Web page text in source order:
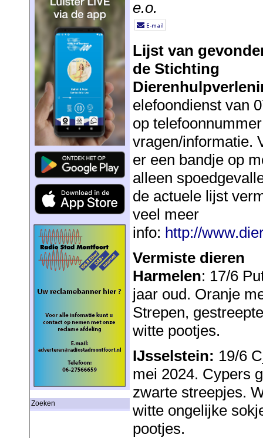
Zoeken
e.o.
Lijst van
de Stichting
elefoondienst van
op
vragen/informatie.
er een bandje op
alleen
de actuele lijst
veel meer
info: http://
Vermiste dieren
Harmelen: 17/6
jaar oud. Oranje
Strepen,
witte pootjes.
IJsselstein: 19/6
mei 2024. Cypers
zwarte streepjes.
witte ongelijke
pootjes.